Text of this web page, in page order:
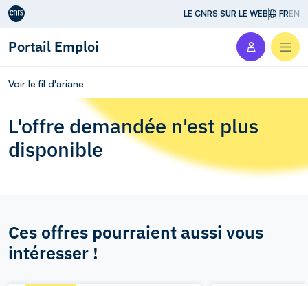
Aller au contenu LE CNRS SUR LE WEB FREN
Portail Emploi
Voir le fil d'ariane
L'offre demandée n'est plus
disponible
Ces offres pourraient aussi vous
intéresser !